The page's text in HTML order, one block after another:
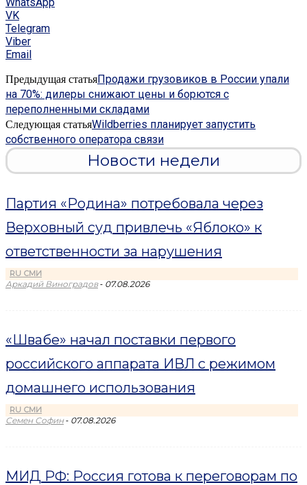
VK
Telegram
Viber
Email
Предыдущая статьяПродажи грузовиков в России упали
на 70%: дилеры снижают цены и борются с
переполненными складами
Следующая статьяWildberries планирует запустить
собственного оператора связи
Новости недели
Партия «Родина» потребовала через
Верховный суд привлечь «Яблоко» к
ответственности за нарушения
RU СМИ
Аркадий Виноградов - 07.08.2026
«Швабе» начал поставки первого
российского аппарата ИВЛ с режимом
домашнего использования
RU СМИ
Семен Софин - 07.08.2026
МИД РФ: Россия готова к переговорам по